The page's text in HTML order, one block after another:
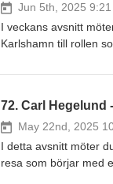
restaurangägare –
🎶Musik / Klippning:
Facebook Instagram
Jun 5th, 2025 9:21
I veckans avsnitt möter vi
Karlshamn till rollen
Wild Kids,
den. Vi blickar också
TV- produktionsbolag
och att våga gå sin
Spritan i Ödåkra.
72. Carl Hegelund
May 22nd, 2025
I detta avsnitt möter
resa som börjar med